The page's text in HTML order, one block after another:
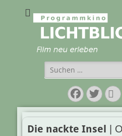
Suchen
nach:
E-
Die nackte Insel |